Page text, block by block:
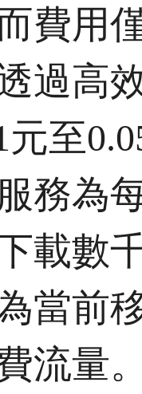
費用
過高
元至
務為
載數
當前
流量